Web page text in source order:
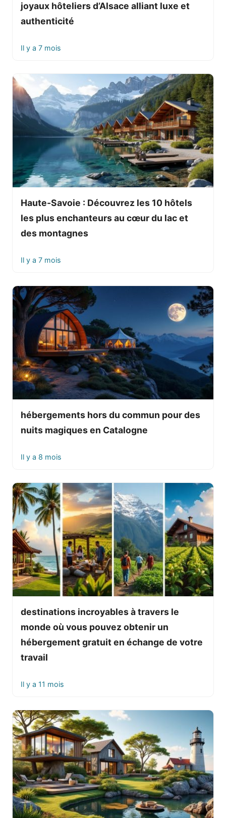
joyaux hôteliers d’Alsace alliant luxe et
authenticité
Il y a 7 mois
Haute-Savoie : Découvrez les 10 hôtels
les plus enchanteurs au cœur du lac et
des montagnes
Il y a 7 mois
hébergements hors du commun pour des
nuits magiques en Catalogne
Il y a 8 mois
destinations incroyables à travers le
monde où vous pouvez obtenir un
hébergement gratuit en échange de votre
travail
Il y a 11 mois